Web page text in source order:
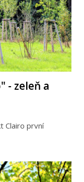
- zeleň a
Clairo první